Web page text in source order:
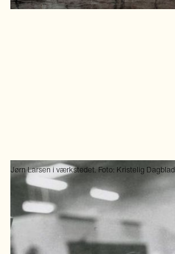
Jørn Larsen i værkstedet. Foto: Kristelig Dagblad